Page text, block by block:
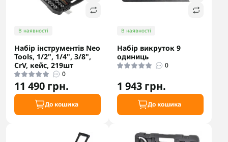
В наявності
Набір інструментів Neo
Tools, 1/2", 1/4", 3/8",
CrV, кейс, 219шт
0
11 490 грн.
До кошика
В наявності
Набір викруток 9
одиниць
0
1 943 грн.
До кошика